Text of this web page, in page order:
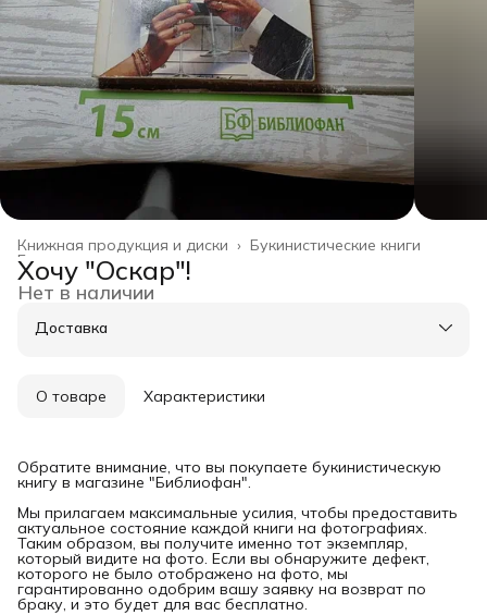
Букинистические книги
Книжная продукция и диски ›
Главная ›
Хочу "Оскар"!
Нет в наличии
Доставка
О товаре Характеристики
Обратите внимание, что вы покупаете букинистическую
книгу в магазине "Библиофан".
Мы прилагаем максимальные усилия, чтобы предоставить
актуальное состояние каждой книги на фотографиях.
Таким образом, вы получите именно тот экземпляр,
который видите на фото. Если вы обнаружите дефект,
которого не было отображено на фото, мы
гарантированно одобрим вашу заявку на возврат по
браку, и это будет для вас бесплатно.